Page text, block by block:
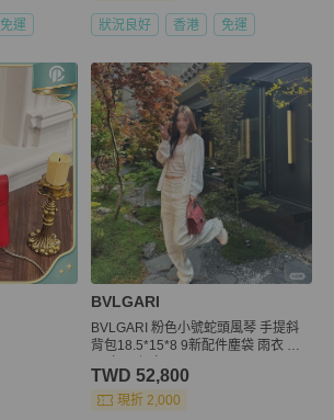
免運 狀況良好 香港 免運
BVLGARI
BVLGARI 粉色小號蛇頭風琴 手提斜
背包18.5*15*8 9新配件塵袋 雨衣 鏡
TWD 52,800
現折 2,000